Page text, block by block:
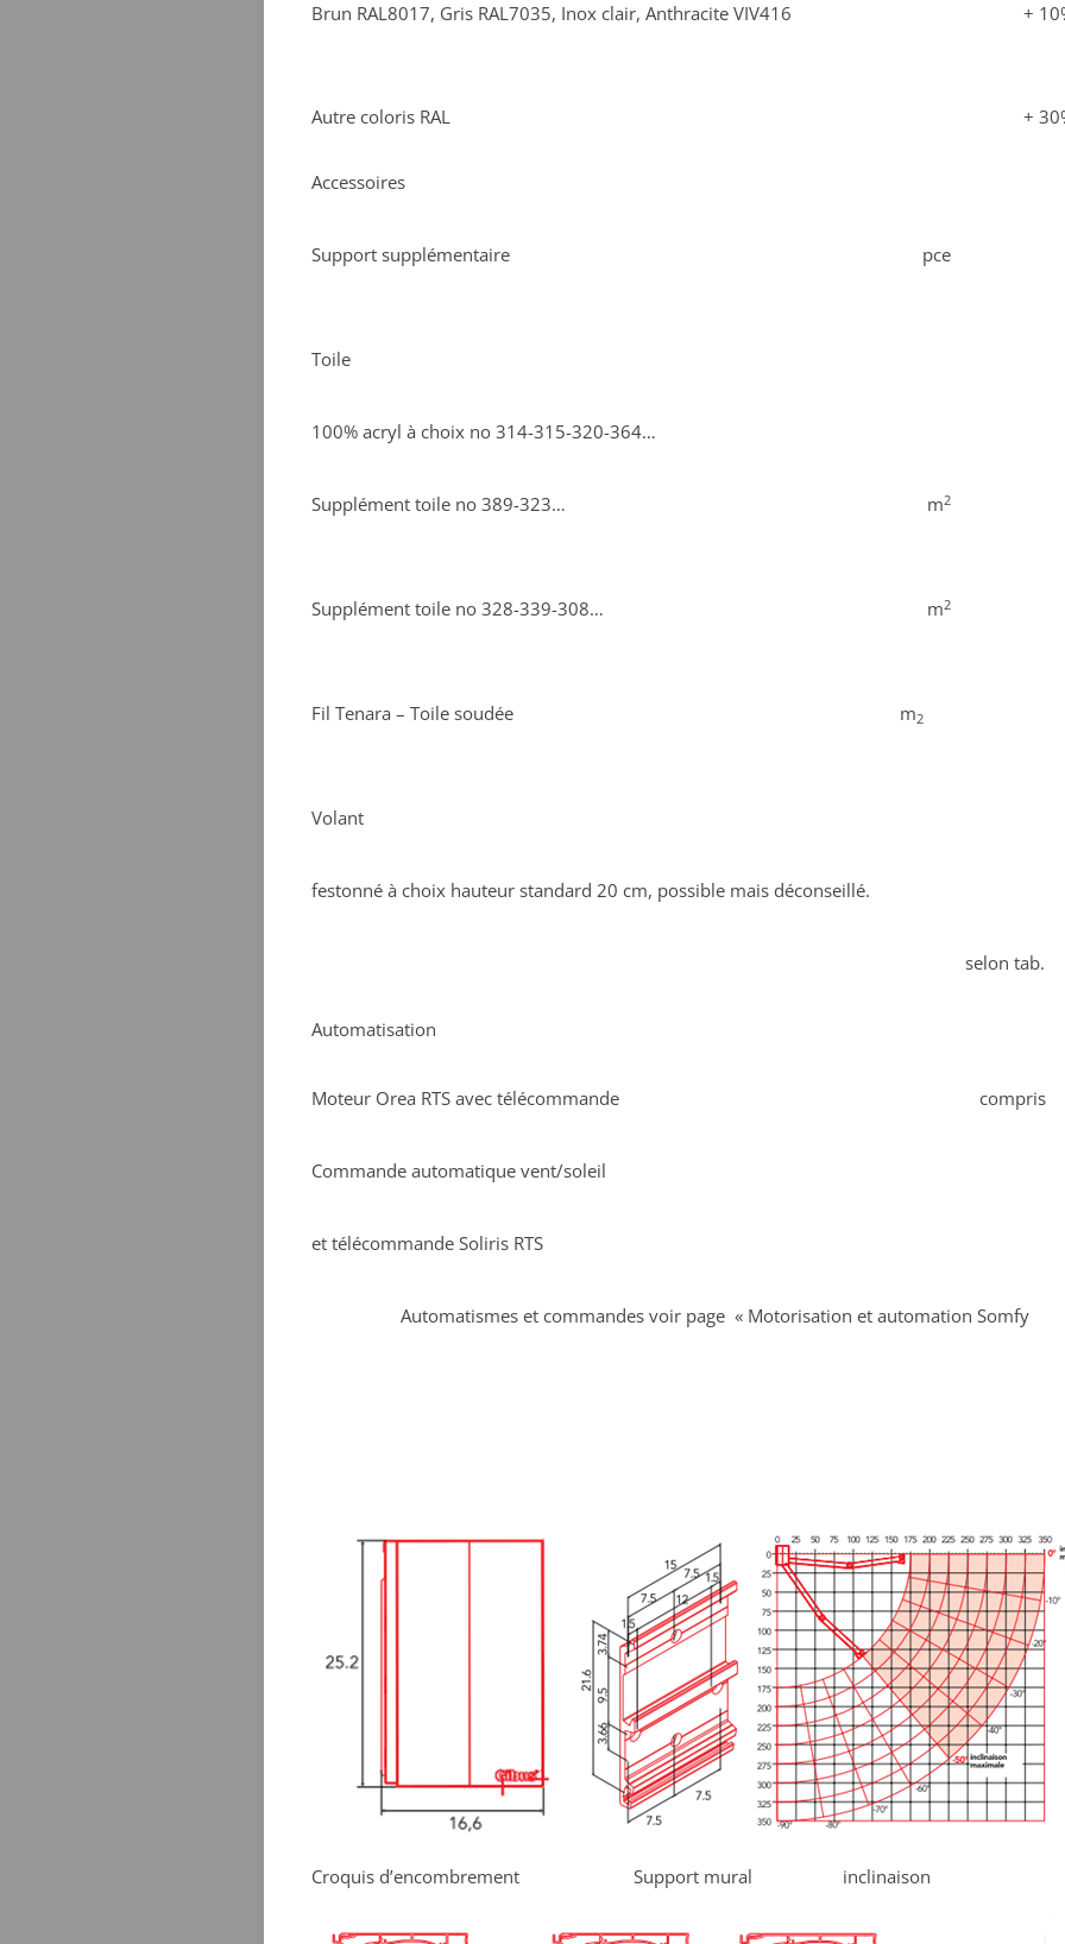
Brun RAL8017, Gris RAL7035, Inox clair, Anthracite VIV416 +
Autre coloris RAL +
Accessoires
Support supplémentaire pce
Toile
100% acryl à choix no 314-315-320-364…
Supplément toile no 389-323… m2
Supplément toile no 328-339-308… m2
Fil Tenara – Toile soudée m2
Volant
festonné à choix hauteur standard 20 cm, possible mais déconseillé.
selon tab.
Automatisation
Moteur Orea RTS avec télécommande compris
Commande automatique vent/soleil
et télécommande Soliris RTS
Automatismes et commandes voir page « Motorisation et automation Somfy
Croquis d’encombrement Support mural inclinaison